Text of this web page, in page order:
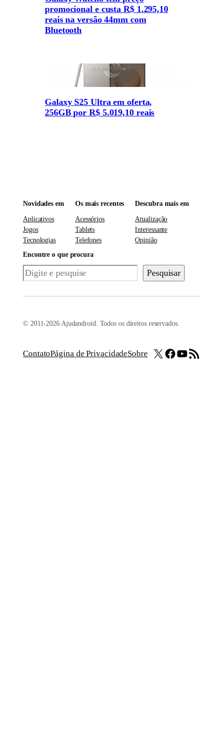
promocional e custa R$ 1.295,10
reais na versão 44mm com
Bluetooth
Galaxy S25 Ultra em oferta,
256GB por R$ 5.019,10 reais
Novidades em
Aplicativos
Jogos
Tecnologias
Os mais recentes
Acessórios
Tablets
Telefones
Descubra mais em
Atualização
Interessante
Opinião
Encontre o que procura
Pesquisar Pesquisar
© 2011-2026 Ajudandroid. Todos os direitos reservados.
ContatoPágina de PrivacidadeSobre X Facebook
Youtube
Feed RSS